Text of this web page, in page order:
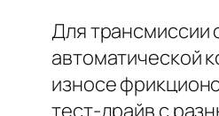
Для трансмиссии
автоматической
износе